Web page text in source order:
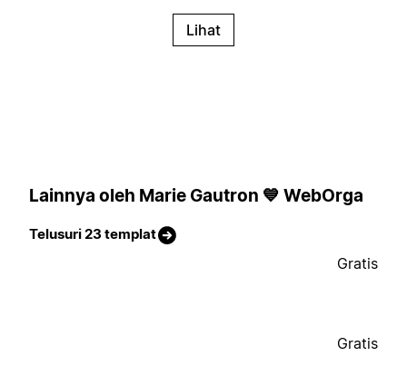
Lihat
Lainnya oleh Marie Gautron 💙 WebOrga
Telusuri 23 templat
Gratis
Gratis